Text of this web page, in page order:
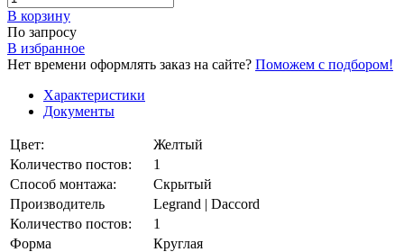
В корзинy
По запросу
В избранное
Нет времени оформлять заказ на сайте? Поможем с подбором!
Характеристики
Документы
Цвет:
Желтый
Количество постов:
1
Способ монтажа:
Скрытый
Производитель
Legrand | Daccord
Количество постов:
1
Форма
Круглая